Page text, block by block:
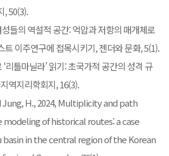
, 50(3).
들의 역설적 공간: 억압과 저항의 매개체로
트 이주연구에 접목시키기, 젠더와 문화, 5(1).
리틀마닐라’ 읽기: 초국가적 공간의 성격 규
역지리학회지, 16(3).
Jung, H., 2024, Multiplicity and path
of historical routes: a case
in the central region of the Korean